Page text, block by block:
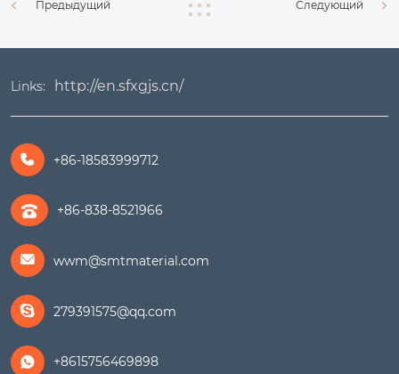
Предыдущий Следующий
Links: http://en.sfxgjs.cn/
 +86-18583999712
+86-838-8521966
 wwm@smtmaterial.com
 279391575@qq.com
 +8615756469898